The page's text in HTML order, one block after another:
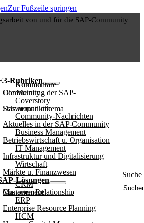
Zur Fußzeile springen
von und für die SAP-Community
Rubriken
Autoren
Kommentare
Die Meinung der SAP-Community
Coverstory
Das monatliche Schwerpunktthema
Community-Nachrichten
Aktuelles in der SAP-Community
Business Management
Betriebswirtschaft u. Organisation
IT Management
Infrastruktur und Digitalisierung
Wirtschaft
Märkte u. Finanzwesen
Lösungen
CRM
Customer Relationship Management
ERP
Enterprise Resource Planning
HCM
Suche